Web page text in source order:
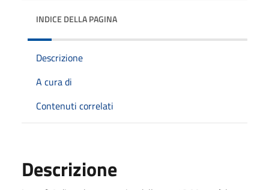
INDICE DELLA PAGINA
Descrizione
A cura di
Contenuti correlati
Descrizione